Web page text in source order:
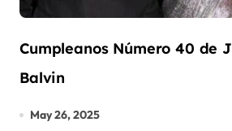
Cumpleanos Número 40 de J
Balvin
May 26, 2025